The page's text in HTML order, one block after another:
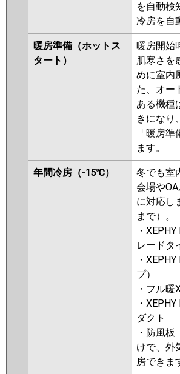
P160VK6GNB
P160T6GNB PA-
P160T6GA PA-
を自動検
冷房を自
暖房準備（ホットス
タート）
暖房開始
肌寒さを
めに室内
た、オー
ある機種
きになり
「暖房
ます。
年間冷房（-15℃）
冬でも室
会場や
に対応し
まで）。
・
レードタ
・
プ）
・フル暖
・
ダクト
・防風
けで、外
房できま